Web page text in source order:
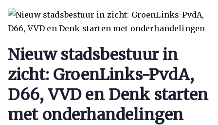
Nieuw stadsbestuur in
zicht: GroenLinks-PvdA,
D66, VVD en Denk starten
met onderhandelingen